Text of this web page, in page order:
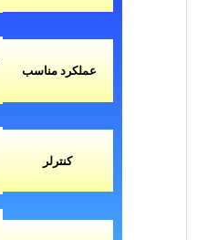
عملکرد مناسب
کنترلر